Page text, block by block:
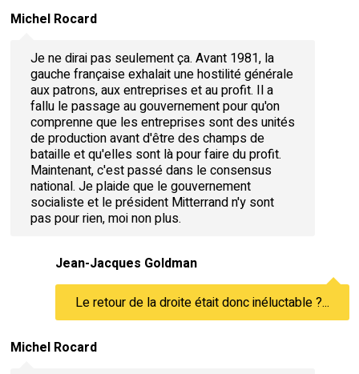
Michel Rocard
Je ne dirai pas seulement ça. Avant 1981, la
gauche française exhalait une hostilité générale
aux patrons, aux entreprises et au profit. Il a
fallu le passage au gouvernement pour qu'on
comprenne que les entreprises sont des unités
de production avant d'être des champs de
bataille et qu'elles sont là pour faire du profit.
Maintenant, c'est passé dans le consensus
national. Je plaide que le gouvernement
socialiste et le président Mitterrand n'y sont
pas pour rien, moi non plus.
Jean-Jacques Goldman
Le retour de la droite était donc inéluctable ?...
Michel Rocard